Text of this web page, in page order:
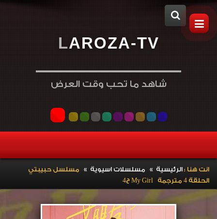
LAROZA-TV
شاهد ما تحب وقت العرض
انت هنا :الرئيسية » مسلسلات اسيوية » مسلسل حبيبتي
الحلقة 4 مترجمة My Girl ح4